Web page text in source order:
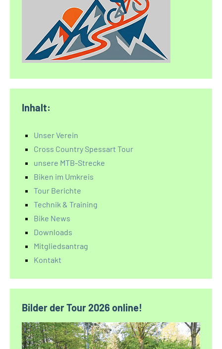
Inhalt:
Unser Verein
Cross Country Spessart Tour
unsere MTB-Strecke
Biken im Umkreis
Tour Berichte
Technik & Training
Bike News
Downloads
Mitgliedsantrag
Kontakt
Bilder der Tour 2026 online!